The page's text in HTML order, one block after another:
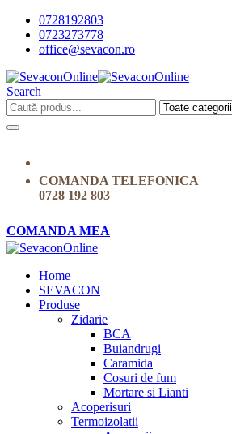
0728192803
0723273778
office@sevacon.ro
Search
COMANDA TELEFONICA
0728 192 803
COMANDA MEA
Home
SEVACON
Produse
Zidarie
BCA
Buiandrugi
Caramida
Cosuri de fum
Mortare si Lianti
Acoperisuri
Termoizolatii